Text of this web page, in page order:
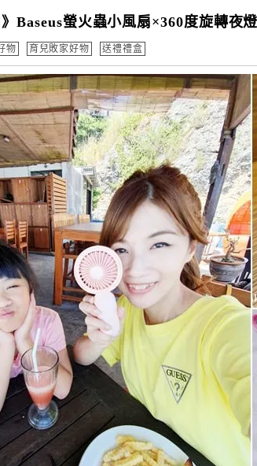
Baseus螢火蟲小風扇×360度旋轉夜
物 育兒敗家好物 送禮禮盒